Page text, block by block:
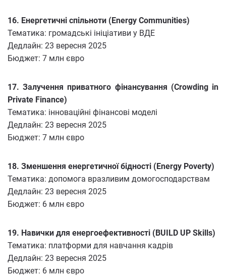
16. Енергетичні спільноти (Energy Communities)
Тематика: громадські ініціативи у ВДЕ
Дедлайн: 23 вересня 2025
Бюджет: 7 млн євро
17. Залучення приватного фінансування (Crowding in
Private Finance)
Тематика: інноваційні фінансові моделі
Дедлайн: 23 вересня 2025
Бюджет: 7 млн євро
18. Зменшення енергетичної бідності (Energy Poverty)
Тематика: допомога вразливим домогосподарствам
Дедлайн: 23 вересня 2025
Бюджет: 6 млн євро
19. Навички для енергоефективності (BUILD UP Skills)
Тематика: платформи для навчання кадрів
Дедлайн: 23 вересня 2025
Бюджет: 6 млн євро